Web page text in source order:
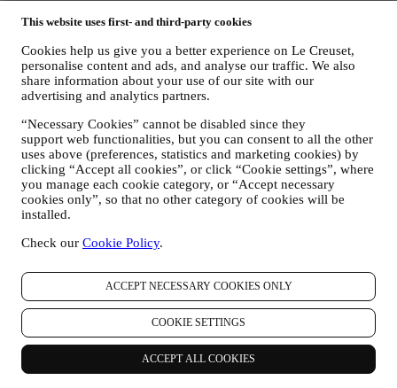
This website uses first- and third-party cookies
Cookies help us give you a better experience on Le Creuset,
personalise content and ads, and analyse our traffic. We also
share information about your use of our site with our
advertising and analytics partners.
“Necessary Cookies” cannot be disabled since they
support web functionalities, but you can consent to all the other
uses above (preferences, statistics and marketing cookies) by
clicking “Accept all cookies”, or click “Cookie settings”, where
you manage each cookie category, or “Accept necessary
cookies only”, so that no other category of cookies will be
installed.
Check our Cookie Policy.
ACCEPT NECESSARY COOKIES ONLY
COOKIE SETTINGS
ACCEPT ALL COOKIES
désinscription sera traitée dans les meilleurs délais, mais dans
communications supplémentaires jusqu'à ce que votre désinscription
soit complètement traitée.
C’est vous qui contrôlez vos données
N'oubliez pas que vous avez le contrôle de vos données et que vous
pouvez gérer vos préférences à tout moment. Nous vous
garantissons de ne jamais transmettre vos données à des
organisations tierces à des fins marketing sans votre autorisation.
Pour toute information ou pour exercer vos droits en matière de
protection de la vie privée, vous pouvez nous envoyer un e-mail à
l'adresse:privacy@lecreuset.com pour nous faire part de votre
problème et nous vous répondrons dans les meilleurs délais.
Le Creuset s’engage à protéger vos données personnelles et à
comment nous collectons et gérons vos données personnelles en
conformité avec la législation UE relative à la protection des
données (y compris la Réglementation générale de Protection des
données 2016/679 de l’Union européenne) et avec la loi relative à la
protection des données qui s’applique dans votre pays, dans votre
territoire ou dans votre région (les “Lois relatives à la Protection des
Données”).